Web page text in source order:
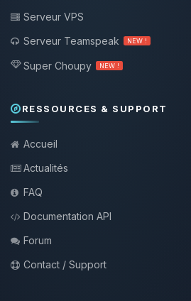
Serveur VPS
Serveur Teamspeak
NEW !
Super Choupy NEW !
RESSOURCES & SUPPORT
Accueil
Actualités
FAQ
Documentation API
Forum
Contact / Support